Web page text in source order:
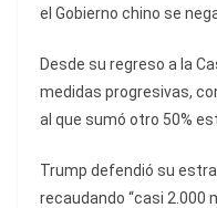
el Gobierno chino se
Desde su regreso a la
medidas progresivas,
al que sumó otro 50%
Trump defendió su
recaudando “casi 2.000